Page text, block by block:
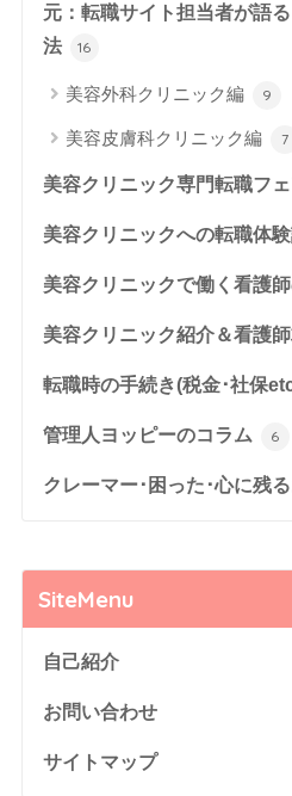
元：転職サイト担当者が語
法
16
美容外科クリニック編 9
美容皮膚科クリニック編 7
美容クリニック専門転職フ
美容クリニックへの転職体
美容クリニックで働く看護
美容クリニック紹介＆看護
転職時の手続き(税金･社保
管理人ヨッピーのコラム 6
クレーマー･困った･心に残
SiteMenu
自己紹介
お問い合わせ
サイトマップ